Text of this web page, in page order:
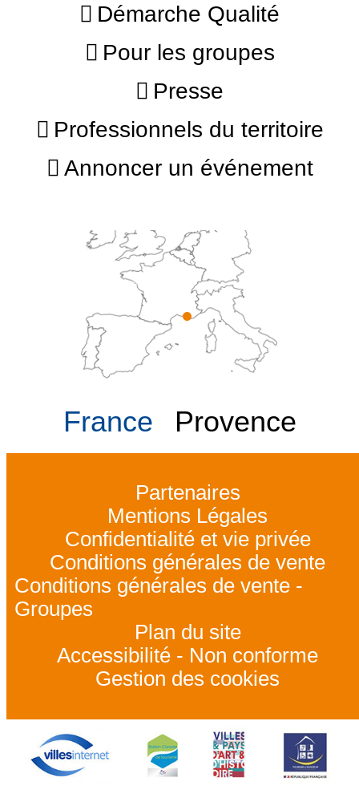
Démarche Qualité
Pour les groupes
Presse
Professionnels du territoire
Annoncer un événement
France Provence
Partenaires
Mentions Légales
Confidentialité et vie privée
Conditions générales de vente
Conditions générales de vente -
Groupes
Plan du site
Accessibilité - Non conforme
Gestion des cookies